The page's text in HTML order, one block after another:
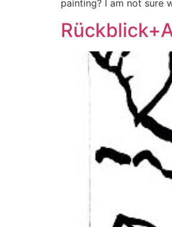
painting? I am not sure